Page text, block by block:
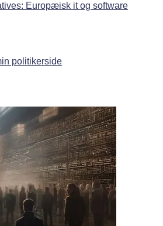
Europæisk it og software
politikerside